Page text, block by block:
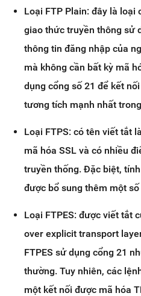
Loại FTP Plain: đây là
giao thức truyền thông sử
thông tin đăng nhập của
mà không cần bất kỳ mã
dụng cổng số 21 để kết
tương tích mạnh nhất
Loại FTPS: có tên viết tắt
mã hóa SSL và có nhiều
truyền thống. Đặc biệt,
được bổ sung thêm một
Loại FTPES: được viết tắt
over explicit transport
FTPES sử dụng cổng 21
thường. Tuy nhiên, các
một kết nối được mã hóa